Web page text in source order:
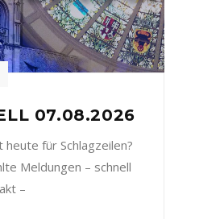
07.08.2026
für Schlagzeilen?
Meldungen – schnell
–